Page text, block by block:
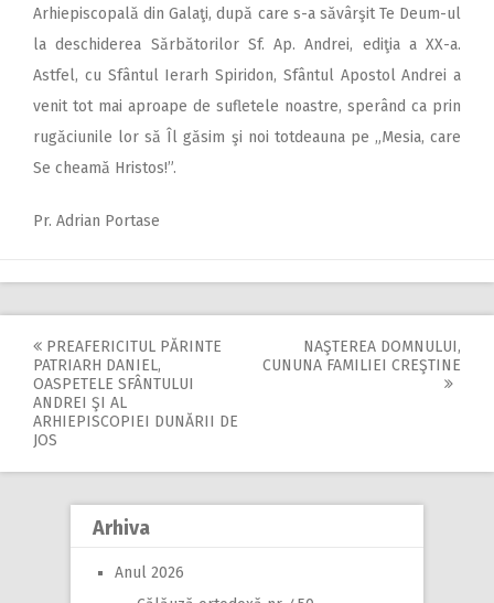
Arhiepiscopală din Galaţi, după care s-a săvârşit Te Deum-ul
la deschiderea Sărbătorilor Sf. Ap. Andrei, ediţia a XX-a.
Astfel, cu Sfântul Ierarh Spiridon, Sfântul Apostol Andrei a
venit tot mai aproape de sufletele noastre, sperând ca prin
rugăciunile lor să Îl găsim şi noi totdeauna pe „Mesia, care
Se cheamă Hristos!”.
Pr. Adrian Portase
Post
navigation
PREAFERICITUL PĂRINTE
PATRIARH DANIEL,
OASPETELE SFÂNTULUI
ANDREI ŞI AL
ARHIEPISCOPIEI DUNĂRII DE
JOS
NAŞTEREA DOMNULUI,
CUNUNA FAMILIEI CREŞTINE
Arhiva
Anul 2026